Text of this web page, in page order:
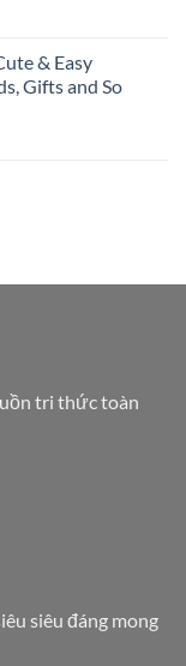
& Easy
Gifts and So
tri thức toàn
siêu đáng mong